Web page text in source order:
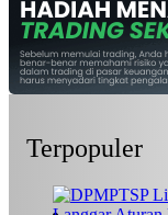
Terpopuler